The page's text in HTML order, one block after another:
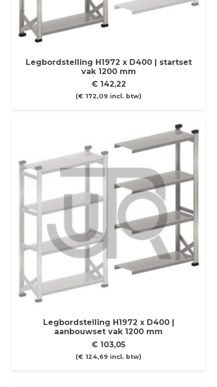
Legbordstelling H1972 x D400 | startset
vak 1200 mm
€142,22
(€ 172,09 incl. btw)
Legbordstelling H1972 x D400 |
aanbouwset vak 1200 mm
€ 103,05
(€ 124,69 incl. btw)